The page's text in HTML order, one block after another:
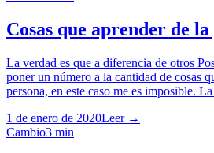
Cosas que aprender de
La verdad es que a diferencia de otros
poner un número a la cantidad de cosas
persona, en este caso me es imposible.
1 de enero de 2020Leer →
Cambio3 min